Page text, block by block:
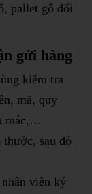
pallet gỗ đối
gửi hàng
kiểm tra
mã, quy
mác,…
sau đó
viên ký